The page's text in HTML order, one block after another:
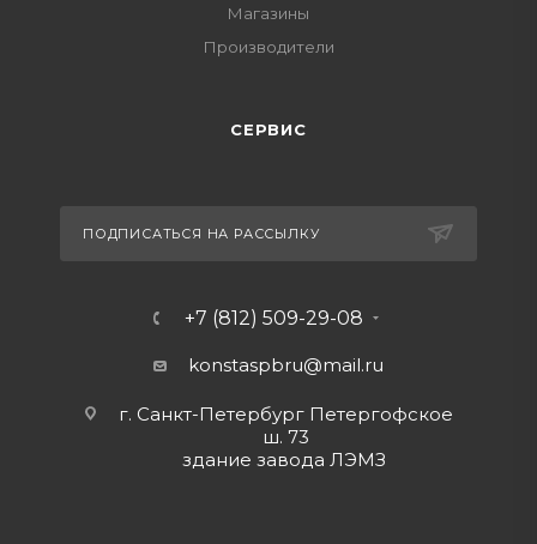
Магазины
Производители
СЕРВИС
ПОДПИСАТЬСЯ НА РАССЫЛКУ
+7 (812) 509-29-08
konstaspbru@mail.ru
г. Санкт-Петербург Петергофское
ш. 73
здание завода ЛЭМЗ